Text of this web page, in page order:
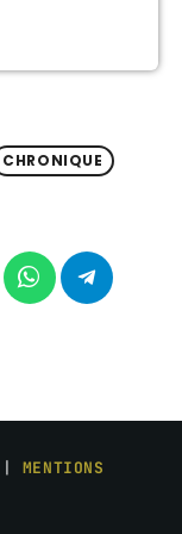
CHRONIQUE
| MENTIONS